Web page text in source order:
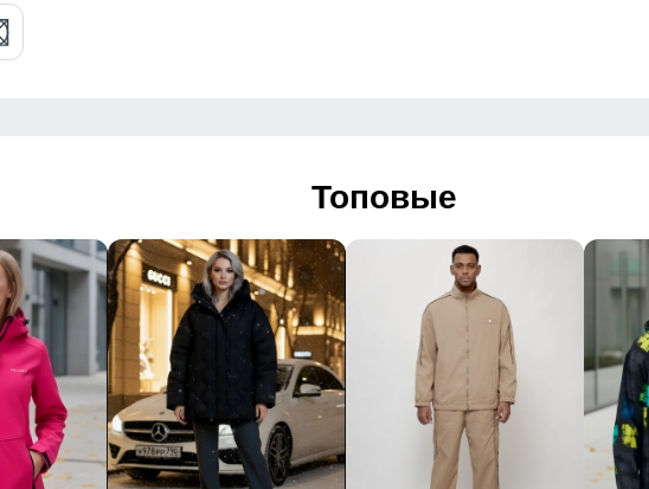
Дизайн и стиль
со шлевками и встроенным регулируемым ремнем
двойная, усиленная
городской, повседневный, спортивный, туристический
Топовые